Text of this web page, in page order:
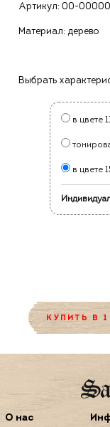
Артикул: 00-
Материал: дерево
Выбрать
в цвете
в цвете
КУПИТЬ В
О нас